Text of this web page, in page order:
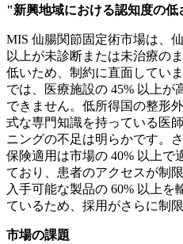
"新興地域における認知度の低
MIS 仙腸関節固定術市場は、
以上が未診断または未治療の
低いため、制約に直面してい
では、医療施設の 45% 以上が
できません。低所得国の整形
式な専門知識を持っている医
ニングの不足は明らかです。
保険適用は市場の 40% 以上で
ており、患者のアクセスが制
入手可能な製品の 60% 以上を
ているため、採用がさらに制
市場の課題